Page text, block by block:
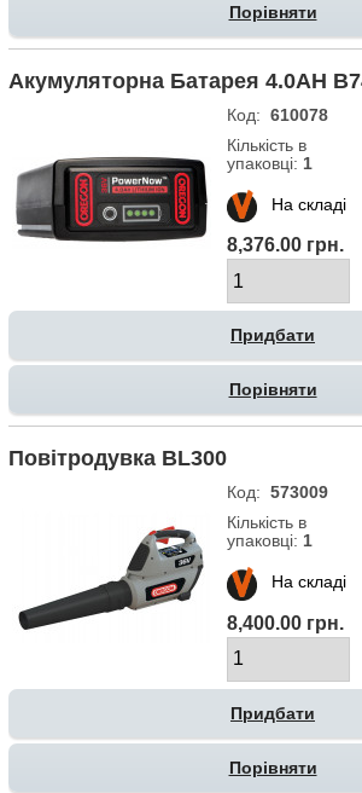
Порівняти
Акумуляторна Батарея 4.0AH
Код: 610078
Кількість в
упаковці: 1
На складі
8,376.00 грн.
Порівняти
Повітродувка BL300
Код: 573009
Кількість в
упаковці: 1
На складі
8,400.00 грн.
Порівняти